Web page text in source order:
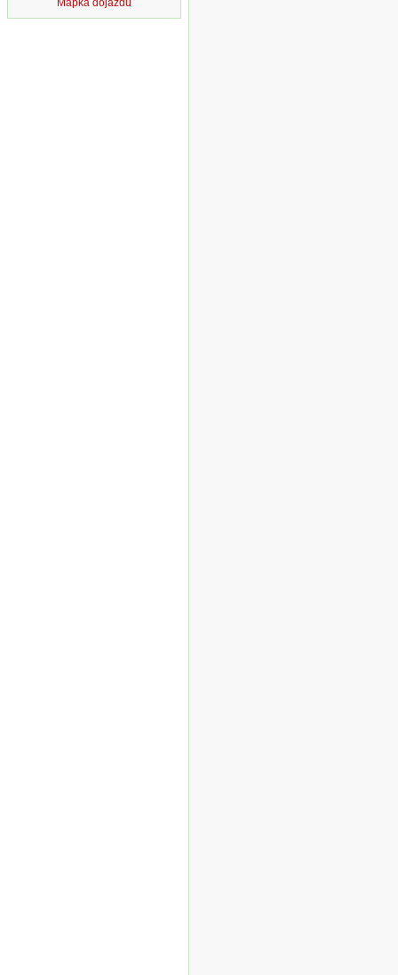
Mapka dojazdu